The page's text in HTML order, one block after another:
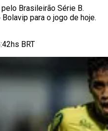
Brasileirão Série B.
para o jogo de hoje.
BRT